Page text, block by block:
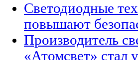
Светодиодные
повышают
Производитель
«Атомсвет» стал